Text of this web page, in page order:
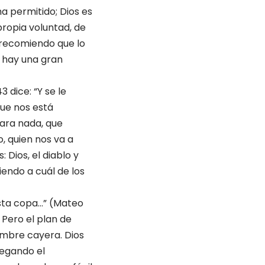
permitido; Dios es
voluntad, de
que lo
una gran
dice: “Y se le
nos está
nada, que
quien nos va a
Dios, el diablo y
a cuál de los
copa…” (Mateo
el plan de
cayera. Dios
el